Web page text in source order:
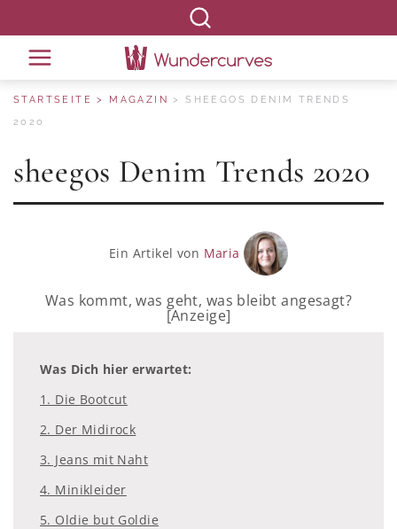
STARTSEITE MAGAZIN
SHEEGOS DENIM TRENDS
2020
sheegos Denim Trends 2020
Ein Artikel von Maria
Was kommt, was geht, was bleibt angesagt?
[Anzeige]
Was Dich hier erwartet:
1. Die Bootcut
2. Der Midirock
3. Jeans mit Naht
4. Minikleider
5. Oldie but Goldie